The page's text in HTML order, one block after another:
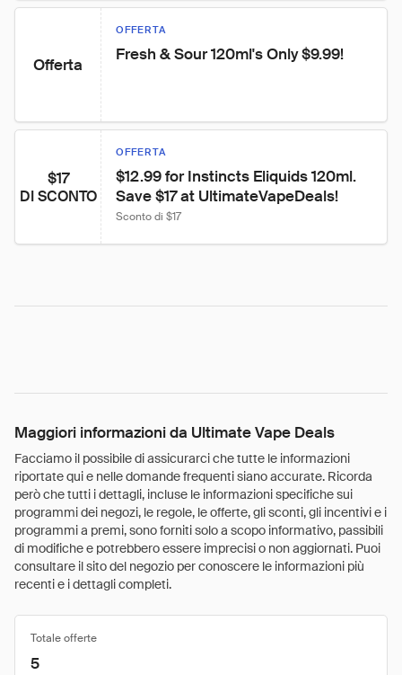
Offerta
OFFERTA
Fresh & Sour 120ml's Only $9.99!
$17
DI SCONTO
OFFERTA
$12.99 for Instincts Eliquids 120ml.
Save $17 at UltimateVapeDeals!
Sconto di $17
Maggiori informazioni da Ultimate Vape Deals
Facciamo il possibile di assicurarci che tutte le informazioni
riportate qui e nelle domande frequenti siano accurate. Ricorda
però che tutti i dettagli, incluse le informazioni specifiche sui
programmi dei negozi, le regole, le offerte, gli sconti, gli incentivi e i
programmi a premi, sono forniti solo a scopo informativo, passibili
di modifiche e potrebbero essere imprecisi o non aggiornati. Puoi
consultare il sito del negozio per conoscere le informazioni più
recenti e i dettagli completi.
Totale offerte
5